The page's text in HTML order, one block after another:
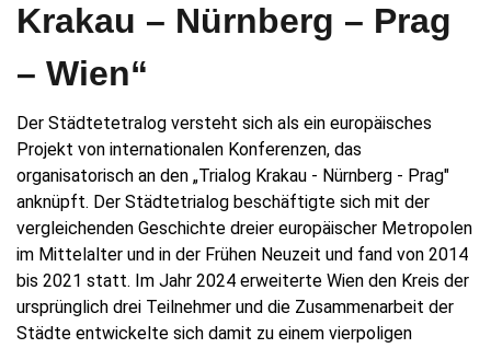
Krakau – Nürnberg – Prag
– Wien“
Der Städtetetralog versteht sich als ein europäisches
Projekt von internationalen Konferenzen, das
organisatorisch an den „Trialog Krakau - Nürnberg - Prag"
anknüpft. Der Städtetrialog beschäftigte sich mit der
vergleichenden Geschichte dreier europäischer Metropolen
im Mittelalter und in der Frühen Neuzeit und fand von 2014
bis 2021 statt. Im Jahr 2024 erweiterte Wien den Kreis der
ursprünglich drei Teilnehmer und die Zusammenarbeit der
Städte entwickelte sich damit zu einem vierpoligen